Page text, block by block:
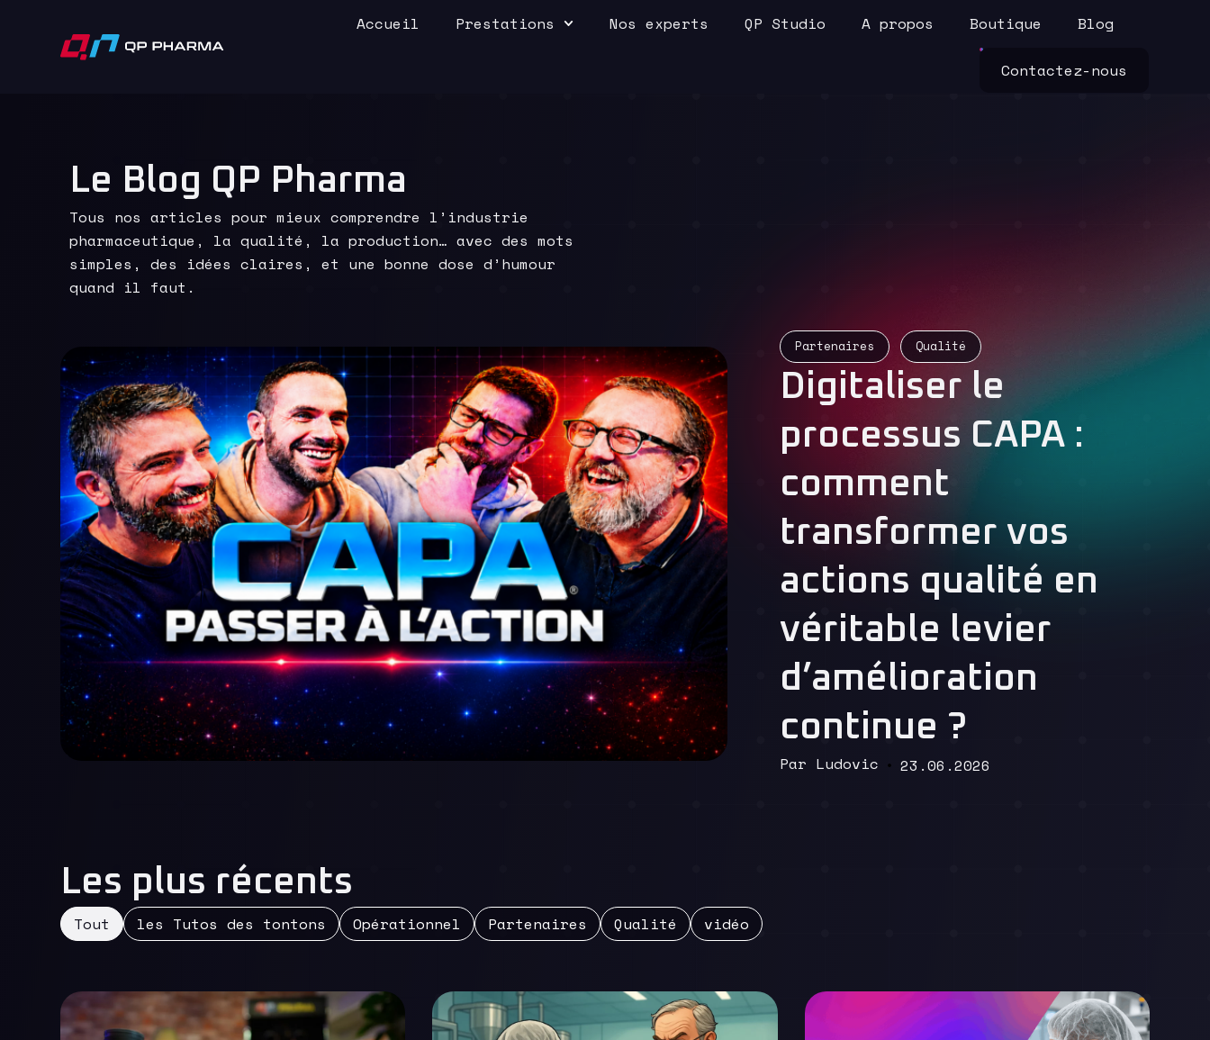
Accueil Prestations Nos experts QP Studio A propos Boutique Blog
Contactez-nous
Le Blog QP Pharma
Tous nos articles pour mieux comprendre l’industrie
pharmaceutique, la qualité, la production… avec des mots
simples, des idées claires, et une bonne dose d’humour
quand il faut.
Partenaires Qualité
Digitaliser le
processus CAPA :
comment
transformer vos
actions qualité en
véritable levier
d’amélioration
continue ?
Ludovic 23.06.2026
Read More
Les plus récents
les Tutos des tontons Opérationnel Partenaires Qualité vidéo
Tout